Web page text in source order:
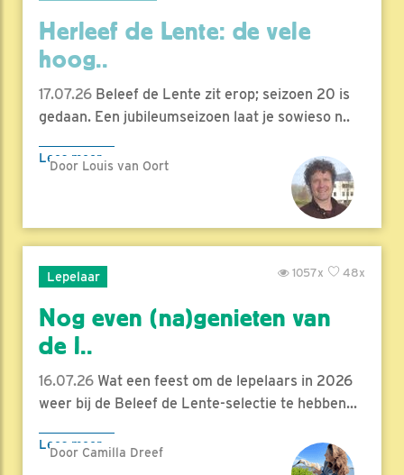
Herleef de Lente: de vele
hoog..
17.07.26 Beleef de Lente zit erop; seizoen 20 is
gedaan. Een jubileumseizoen laat je sowieso n..
Lees meer
Door Louis van Oort
Lepelaar 48x
1057x
Nog even (na)genieten van
de l..
16.07.26 Wat een feest om de lepelaars in 2026
weer bij de Beleef de Lente-selectie te hebben...
Lees meer
Door Camilla Dreef